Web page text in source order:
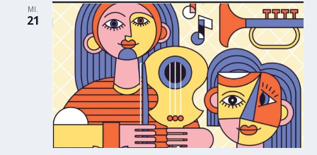
MI.
21